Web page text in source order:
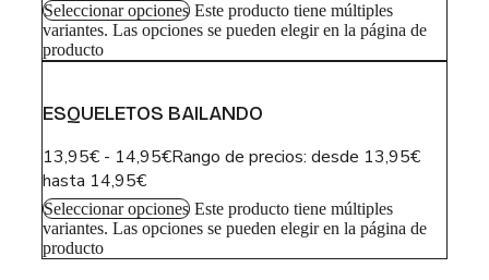
Seleccionar opciones Este producto tiene múltiples
variantes. Las opciones se pueden elegir en la página de
producto
ESQUELETOS BAILANDO
13,95€ - 14,95€Rango de precios: desde 13,95€
hasta 14,95€
Seleccionar opciones Este producto tiene múltiples
variantes. Las opciones se pueden elegir en la página de
producto